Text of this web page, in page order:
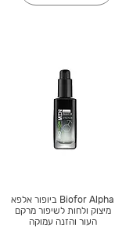
Biofor Alpha ביופור אלפא
מיצוק ולחות לשיפור מרקם
העור והזנה עמוקה